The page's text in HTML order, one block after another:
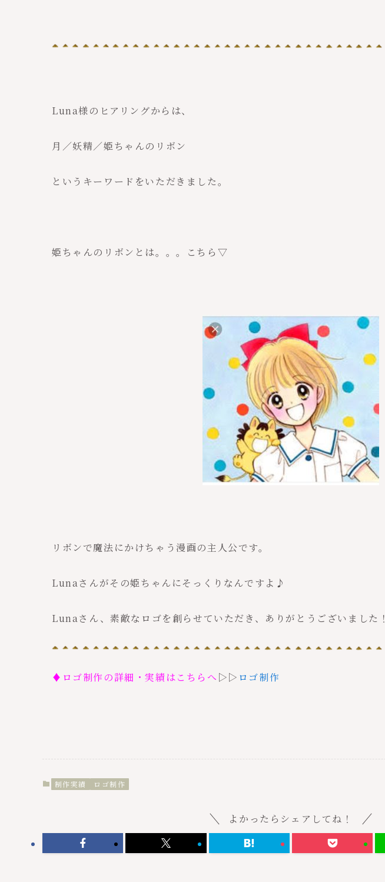
Luna様のヒアリングからは、
月／妖精／姫ちゃんのリボン
というキーワードをいただきました。
姫ちゃんのリボンとは。。。こちら▽
リボンで魔法にかけちゃう漫画の主人公です。
Lunaさんがその姫ちゃんにそっくりなんですよ♪
Lunaさん、素敵なロゴを創らせていただき、ありがとうございました！
♦ロゴ制作の詳細・実績はこちらへ ▷▷ ロゴ制作
制作実績 ロゴ制作
よかったらシェアしてね！